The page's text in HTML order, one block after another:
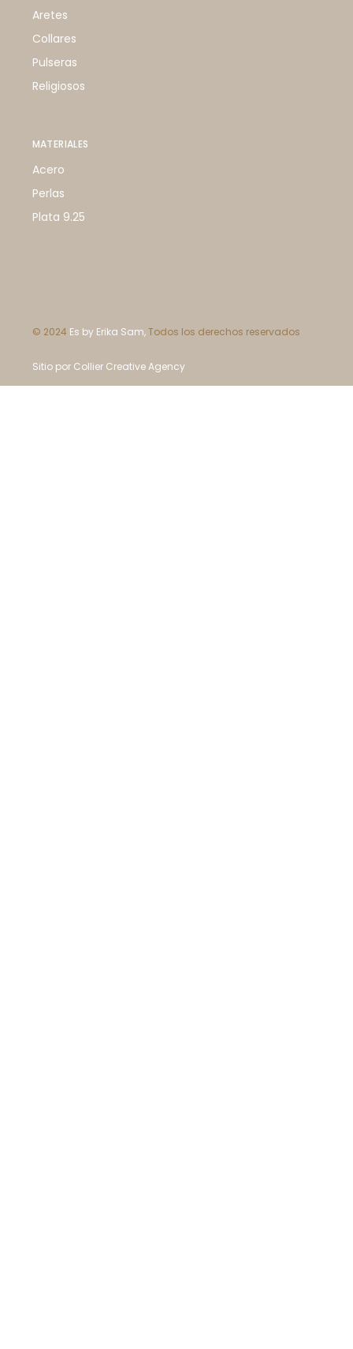
Aretes
Collares
Pulseras
Religiosos
MATERIALES
Acero
Perlas
Plata 9.25
© 2024 Es by Erika Sam,Todos los derechos reservados
Sitio por Collier Creative Agency